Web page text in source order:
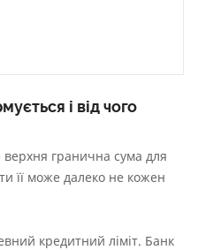
і від чого
гранична сума для
її може далеко не кожен
кредитний ліміт. Банк